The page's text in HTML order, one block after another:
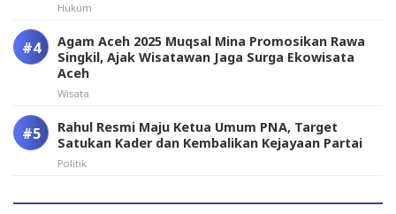
Hukum
Agam Aceh 2025 Muqsal Mina Promosikan Rawa
Singkil, Ajak Wisatawan Jaga Surga Ekowisata
Aceh
Wisata
Rahul Resmi Maju Ketua Umum PNA, Target
Satukan Kader dan Kembalikan Kejayaan Partai
Politik